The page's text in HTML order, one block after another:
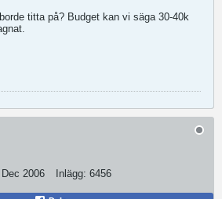
titta på? Budget kan vi säga 30-40k
Dec 2006 Inlägg: 6456